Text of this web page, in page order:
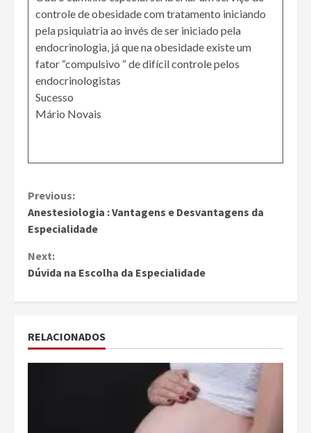
controle de obesidade com tratamento iniciando
pela psiquiatria ao invés de ser iniciado pela
endocrinologia, já que na obesidade existe um
fator “compulsivo “ de difícil controle pelos
endocrinologistas
Sucesso
Mário Novais
Continue
Reading
Previous:
Anestesiologia : Vantagens e Desvantagens da
Especialidade
Next:
Dúvida na Escolha da Especialidade
RELACIONADOS